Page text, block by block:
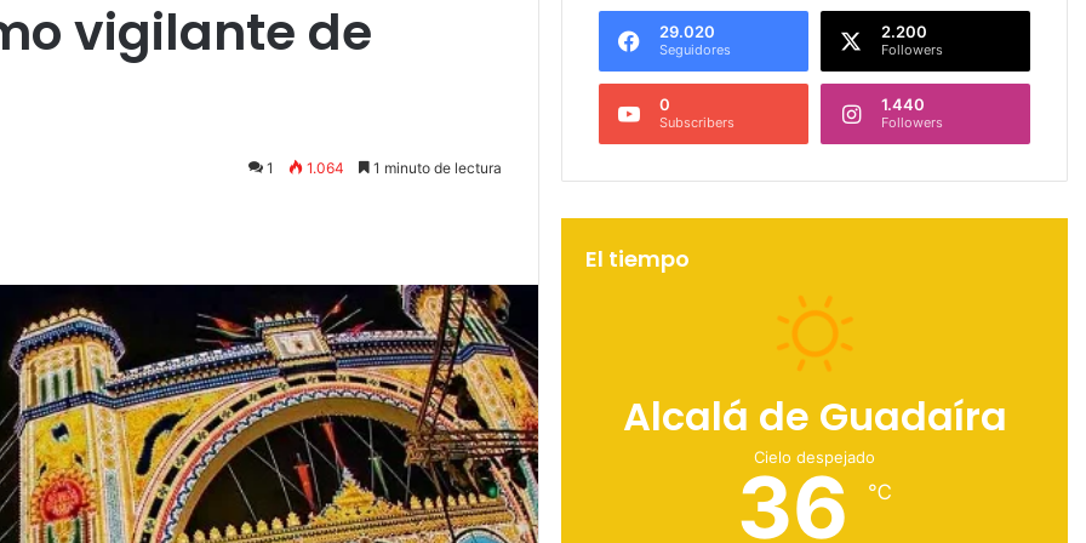
vigilante de
1 1.064 1 minuto de lectura
29.020
Seguidores
2.200
Followers
0
Subscribers
1.440
Followers
El tiempo
Alcalá de Guadaíra
Cielo despejado
36 ℃